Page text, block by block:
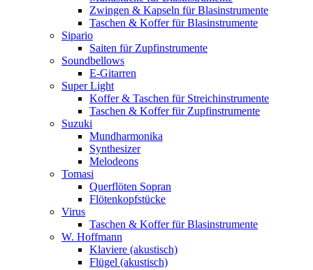
Zwingen & Kapseln für Blasinstrumente
Taschen & Koffer für Blasinstrumente
Sipario
Saiten für Zupfinstrumente
Soundbellows
E-Gitarren
Super Light
Koffer & Taschen für Streichinstrumente
Taschen & Koffer für Zupfinstrumente
Suzuki
Mundharmonika
Synthesizer
Melodeons
Tomasi
Querflöten Sopran
Flötenkopfstücke
Virus
Taschen & Koffer für Blasinstrumente
W. Hoffmann
Klaviere (akustisch)
Flügel (akustisch)